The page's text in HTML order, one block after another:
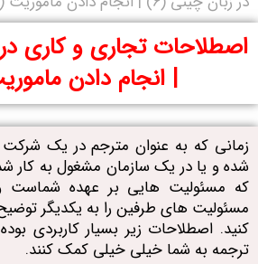
| انجام دادن
زمانی که به عنوان مترجم در یک
شده و یا در یک سازمان مشغول به کار
که مسئولیت هایی بر عهده شماست و
مسئولیت های طرفین را به یکدیگر
کنید. اصطلاحات زیر بسیار کاربردی
ترجمه به شما خیلی خیلی کمک کنند.